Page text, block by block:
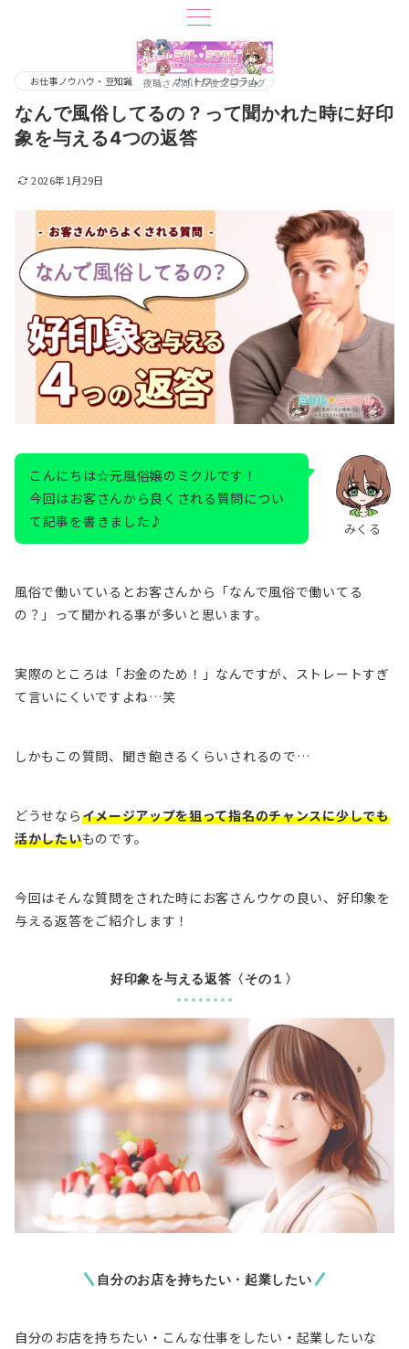
夜職さん向けお役立ちブログ
お仕事ノウハウ・豆知識 ナイトワークコラム
なんで風俗してるの？って聞かれた時に好印
象を与える4つの返答
2026年1月29日
みくる
こんにちは☆元風俗嬢のミクルです！
今回はお客さんから良くされる質問につい
て記事を書きました♪
風俗で働いているとお客さんから「なんで風俗で働いてる
の？」って聞かれる事が多いと思います。
実際のところは「お金のため！」なんですが、ストレートすぎ
て言いにくいですよね…笑
しかもこの質問、聞き飽きるくらいされるので…
どうせならイメージアップを狙って指名のチャンスに少しでも
活かしたいものです。
今回はそんな質問をされた時にお客さんウケの良い、好印象を
与える返答をご紹介します！
好印象を与える返答〈その１〉
自分のお店を持ちたい・起業したい
自分のお店を持ちたい・こんな仕事をしたい・起業したいな